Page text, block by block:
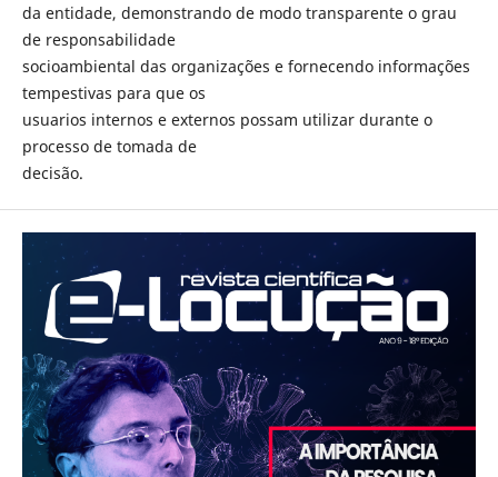
da entidade, demonstrando de modo transparente o grau
de responsabilidade
socioambiental das organizações e fornecendo informações
tempestivas para que os
usuarios internos e externos possam utilizar durante o
processo de tomada de
decisão.